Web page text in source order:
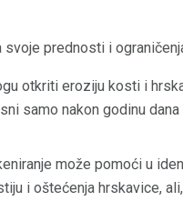
prednosti i
otkriti eroziju kosti i
samo nakon godinu
može pomoći u
i oštećenja hrskavice,